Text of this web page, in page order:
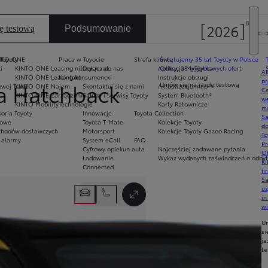
Świętujemy 35 lat Toyoty w Polsce
Odkryj 35 wyjątkowych ofert
Umów się na jazdę testową
Praca w Toyocie
Dołącz do nas
Kontakt
Skontaktuj się z nami
Salony i serwisy Toyoty
Technologie
Innowacje
Toyota T-Mate
Motorsport
System eCall
Cyfrowy opiekun auta
Ładowanie
Connected
ONE
KINTO ONE Leasing niższych rat
KINTO ONE Leasing konsumencki
KINTO ONE Najem
KINTO ONE Zarządzanie flotą
KINTO Mobility
Trade
Toyoty
dostawczych
Strefa klienta
Aplikacja MyToyota
Instrukcje obsługi
Aktualizacja map
System Bluetooth®
Karty Ratownicze
Toyota Collection
Kolekcje Toyoty
Kolekcje Toyoty Gazoo Racing
FAQ
Najczęściej zadawane pytania
Wykaz wydanych zaświadczeń o
testową Podsumowanie
Hatchback
Przełącz tryb pełnoekranowy